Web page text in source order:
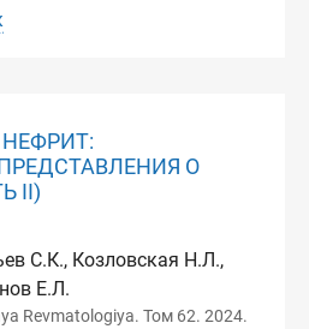
О
II)
С.К., Козловская Н.Л.,
Е.Л.
Revmatologiya. Том 62. 2024.